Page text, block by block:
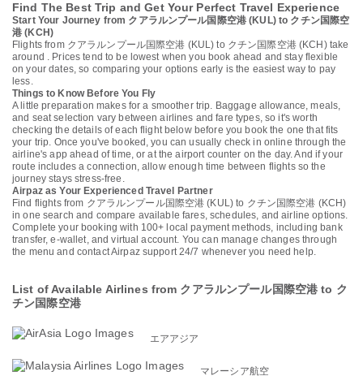
Find The Best Trip and Get Your Perfect Travel Experience
Start Your Journey from クアラルンプール国際空港 (KUL) to クチン国際空
港 (KCH)
Flights from クアラルンプール国際空港 (KUL) to クチン国際空港 (KCH) take
around . Prices tend to be lowest when you book ahead and stay flexible
on your dates, so comparing your options early is the easiest way to pay
less.
Things to Know Before You Fly
A little preparation makes for a smoother trip. Baggage allowance, meals,
and seat selection vary between airlines and fare types, so it's worth
checking the details of each flight below before you book the one that fits
your trip. Once you've booked, you can usually check in online through the
airline's app ahead of time, or at the airport counter on the day. And if your
route includes a connection, allow enough time between flights so the
journey stays stress-free.
Airpaz as Your Experienced Travel Partner
Find flights from クアラルンプール国際空港 (KUL) to クチン国際空港 (KCH)
in one search and compare available fares, schedules, and airline options.
Complete your booking with 100+ local payment methods, including bank
transfer, e-wallet, and virtual account. You can manage changes through
the menu and contact Airpaz support 24/7 whenever you need help.
List of Available Airlines from クアラルンプール国際空港 to ク
チン国際空港
エアアジア
マレーシア航空